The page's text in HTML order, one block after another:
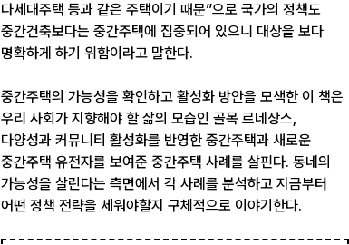
다세대주택 등과 같은 주택이기 때문”으로 국가의 정책도
중간건축보다는 중간주택에 집중되어 있으니 대상을 보다
명확하게 하기 위함이라고 말한다.
중간주택의 가능성을 확인하고 활성화 방안을 모색한 이 책은
우리 사회가 지향해야 할 삶의 모습인 골목 르네상스,
다양성과 커뮤니티 활성화를 반영한 중간주택과 새로운
중간주택 유전자를 보여준 중간주택 사례를 살핀다. 동네의
가능성을 살린다는 측면에서 각 사례를 분석하고 지금부터
어떤 정책 전략을 세워야할지 구체적으로 이야기한다.